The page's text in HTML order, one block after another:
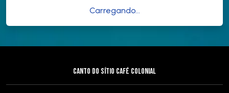
Carregando...
CANTO DO SÍTIO CAFÉ COLONIAL